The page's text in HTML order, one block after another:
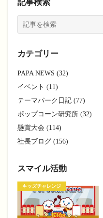
記事検索
カテゴリー
PAPA NEWS (32)
イベント (11)
テーマパーク日記 (77)
ポップコーン研究所 (32)
懸賞大会 (114)
社長ブログ (156)
スマイル活動
キッズチャレンジ